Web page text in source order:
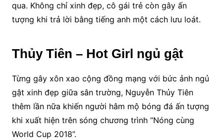
qua. Không chỉ xinh đẹp, cô gái trẻ còn gây ấn
tượng khi trả lời bằng tiếng anh một cách lưu loát.
Thủy Tiên – Hot Girl ngủ gật
Từng gây xôn xao cộng đồng mạng với bức ảnh ngủ
gật xinh đẹp giữa sân trường, Nguyễn Thủy Tiên
thêm lần nữa khiến người hâm mộ bóng đá ấn tượng
khi xuất hiện trên sóng chương trình “Nóng cùng
World Cup 2018”.